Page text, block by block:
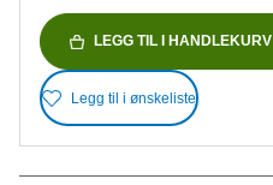
LEGG TIL I HANDLEKURV
Legg til i ønskeliste